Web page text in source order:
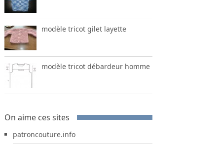
modèle tricot gilet layette
modèle tricot débardeur homme
On aime ces sites
patroncouture.info